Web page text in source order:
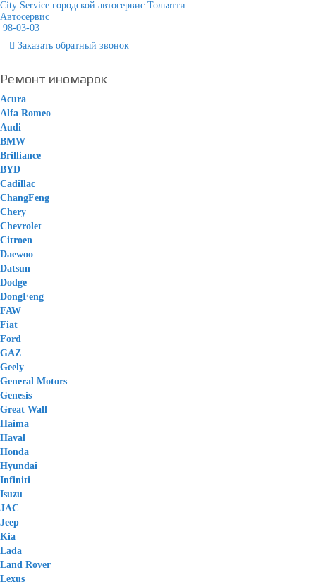
City Service городской автосервис Тольятти
Автосервис
98-03-03
Заказать обратный звонок
Ремонт иномарок
Acura
Alfa Romeo
Audi
BMW
Brilliance
BYD
Cadillac
ChangFeng
Chery
Chevrolet
Citroen
Daewoo
Datsun
Dodge
DongFeng
FAW
Fiat
Ford
GAZ
Geely
General Motors
Genesis
Great Wall
Haima
Haval
Honda
Hyundai
Infiniti
Isuzu
JAC
Jeep
Kia
Lada
Land Rover
Lexus